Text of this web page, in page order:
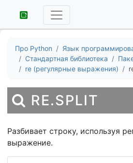
Про Python
Язык
Стандартная библиотека
re (регулярные выражения)
RE.SPLIT
Разбивает строку, используя
выражение.